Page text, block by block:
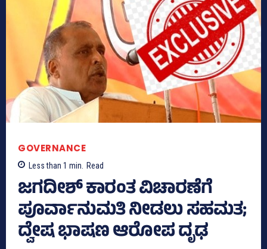
GOVERNANCE
Less than 1 min. Read
ಜಗದೀಶ್‌ ಕಾರಂತ ವಿಚಾರಣೆಗೆ
ಪೂರ್ವಾನುಮತಿ ನೀಡಲು ಸಹಮತ;
ದ್ವೇಷ ಭಾಷಣ ಆರೋಪ ದೃಢ